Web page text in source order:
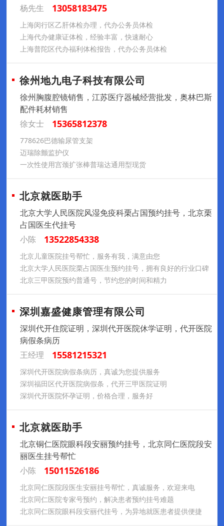
杨先生
13058183475
上海闵行区乙肝体检办理，代办公务员体检
上海代办健康证体检，经验丰富，快速耐心
上海普陀区代办福利体检报告，代办公务员体检
徐州地九电子科技有限公司
徐州胸腹腔镜销售，江苏医疗器械经营批发，奥林巴斯
配件耗材销售
徐女士
15365812378
778626巴德输尿管支架
迈瑞除颤监护仪
一次性使用宫颈扩张棒普瑞达通用型现货
北京就医助手
北京大学人民医院风湿免疫科栗占国预约挂号，北京栗
占国医生代挂号
小陈
13522854338
北京儿童医院挂号帮忙，服务有我，满意由您
北京大学人民医院栗占国医生预约挂号，拥有良好的行业口碑
北京三甲医院预约普通号，节约您的时间和精力
深圳嘉盛健康管理有限公司
深圳代开住院证明，深圳代开医院休学证明，代开医院
病假条病历
王经理
15581215321
深圳代开医院病假条病历，真诚为您提供服务
深圳福田区代开医院病假条，代开三甲医院证明
深圳代开医院怀孕证明，价格合理，服务好
北京就医助手
北京铜仁医院眼科段安丽预约挂号，北京同仁医院段安
丽医生挂号帮忙
小陈
15011526186
北京同仁医院段医生安丽挂号帮忙，真诚服务，欢迎来电
北京同仁医院专家号预约，解决患者预约挂号难题
北京同仁医院眼科段安丽代挂号，为异地就医患者提供便捷